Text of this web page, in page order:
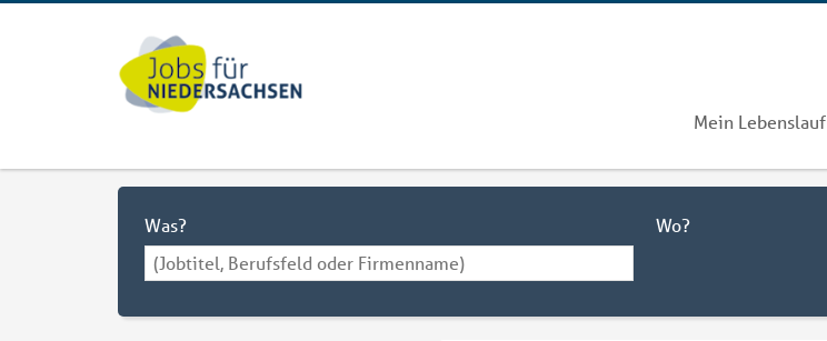
Mein Lebenslauf
Was? Wo?